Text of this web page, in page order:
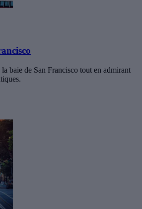
baie de San Francisco tout en admirant